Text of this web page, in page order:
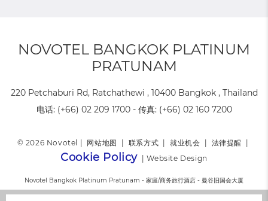
NOVOTEL BANGKOK PLATINUM
PRATUNAM
220 Petchaburi Rd, Ratchathewi , 10400 Bangkok , Thailand
电话: (+66) 02 209 1700- 传真: (+66) 02 160 7200
© 2026 Novotel | 网站地图 联系方式 |就业机会 法律提醒
Cookie Policy |Website Design
Novotel Bangkok Platinum Pratunam - 家庭/商务旅行酒店 - 曼谷旧国会大厦